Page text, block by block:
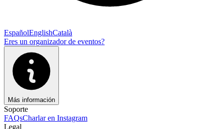
EspañolEnglishCatalà
Eres un organizador de eventos?
Más información
Soporte
FAQsCharlar en Instagram
Legal